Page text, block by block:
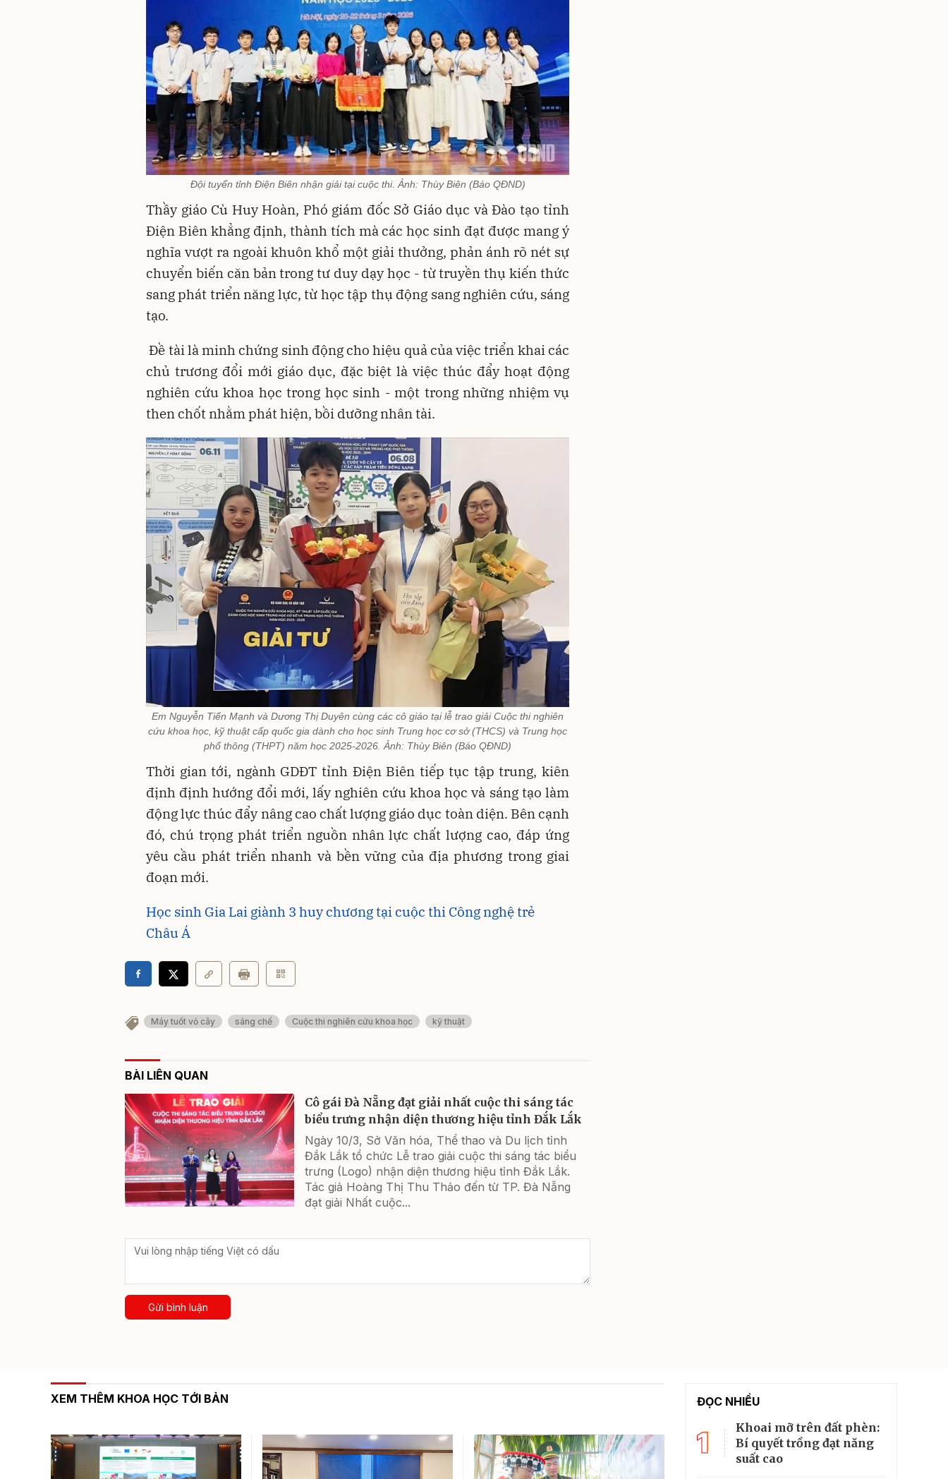
Đội tuyển tỉnh Điện Biên nhận giải tại cuộc thi. Ảnh: Thùy Biên (Báo QĐND)
Thầy giáo Cù Huy Hoàn, Phó giám đốc Sở Giáo dục và Đào tạo tỉnh
Điện Biên khẳng định, thành tích mà các học sinh đạt được mang ý
nghĩa vượt ra ngoài khuôn khổ một giải thưởng, phản ánh rõ nét sự
chuyển biến căn bản trong tư duy dạy học - từ truyền thụ kiến thức
sang phát triển năng lực, từ học tập thụ động sang nghiên cứu, sáng
tạo.
Đề tài là minh chứng sinh động cho hiệu quả của việc triển khai các
chủ trương đổi mới giáo dục, đặc biệt là việc thúc đẩy hoạt động
nghiên cứu khoa học trong học sinh - một trong những nhiệm vụ
then chốt nhằm phát hiện, bồi dưỡng nhân tài.
Em Nguyễn Tiến Mạnh và Dương Thị Duyên cùng các cô giáo tại lễ trao giải Cuộc thi nghiên
cứu khoa học, kỹ thuật cấp quốc gia dành cho học sinh Trung học cơ sở (THCS) và Trung học
phổ thông (THPT) năm học 2025-2026. Ảnh: Thùy Biên (Báo QĐND)
Thời gian tới, ngành GDĐT tỉnh Điện Biên tiếp tục tập trung, kiên
định định hướng đổi mới, lấy nghiên cứu khoa học và sáng tạo làm
động lực thúc đẩy nâng cao chất lượng giáo dục toàn diện. Bên cạnh
đó, chú trọng phát triển nguồn nhân lực chất lượng cao, đáp ứng
yêu cầu phát triển nhanh và bền vững của địa phương trong giai
đoạn mới.
Học sinh Gia Lai giành 3 huy chương tại cuộc thi Công nghệ trẻ
Châu Á
Máy tuốt vỏ cây sáng chế Cuộc thi nghiên cứu khoa học kỹ thuật
BÀI LIÊN QUAN
Cô gái Đà Nẵng đạt giải nhất cuộc thi sáng tác
biểu trưng nhận diện thương hiệu tỉnh Đắk Lắk
Ngày 10/3, Sở Văn hóa, Thể thao và Du lịch tỉnh
Đắk Lắk tổ chức Lễ trao giải cuộc thi sáng tác biểu
trưng (Logo) nhận diện thương hiệu tỉnh Đắk Lắk.
Tác giả Hoàng Thị Thu Thảo đến từ TP. Đà Nẵng
đạt giải Nhất cuộc...
Gửi bình luận
XEM THÊM KHOA HỌC TỚI BẢN ĐỌC NHIỀU
1
Khoai mỡ trên đất phèn:
Bí quyết trồng đạt năng
suất cao